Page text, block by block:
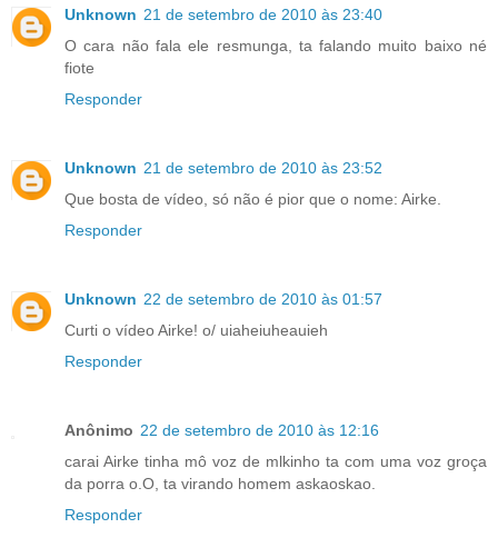
Unknown 21 de setembro de 2010 às 23:40
O cara não fala ele resmunga, ta falando muito baixo né
fiote
Responder
Unknown 21 de setembro de 2010 às 23:52
Que bosta de vídeo, só não é pior que o nome: Airke.
Responder
Unknown 22 de setembro de 2010 às 01:57
Curti o vídeo Airke! o/ uiaheiuheauieh
Responder
Anônimo 22 de setembro de 2010 às 12:16
carai Airke tinha mô voz de mlkinho ta com uma voz groça
da porra o.O, ta virando homem askaoskao.
Responder